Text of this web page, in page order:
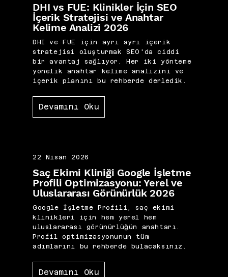
DHI vs FUE: Klinikler İçin SEO
İçerik Stratejisi ve Anahtar
Kelime Analizi 2026
DHI ve FUE için ayrı ayrı içerik
stratejisi oluşturmak SEO'da ciddi
bir avantaj sağlıyor. Her iki yönteme
yönelik anahtar kelime analizini ve
içerik planını bu rehberde derledik.
Devamını Oku
22 Nisan 2026
Saç Ekimi Kliniği Google İşletme
Profili Optimizasyonu: Yerel ve
Uluslararası Görünürlük 2026
Google İşletme Profili, saç ekimi
klinikleri için hem yerel hem
uluslararası görünürlüğün anahtarı.
Profil optimizasyonunun tüm
adımlarını bu rehberde bulacaksınız.
Devamını Oku